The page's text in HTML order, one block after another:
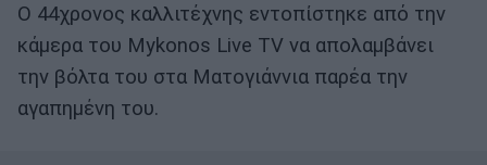
O 44χρονος καλλιτέχνης εντοπίστηκε από την
κάμερα του Mykonos Live TV να απολαμβάνει
την βόλτα του στα Ματογιάννια παρέα την
αγαπημένη του.